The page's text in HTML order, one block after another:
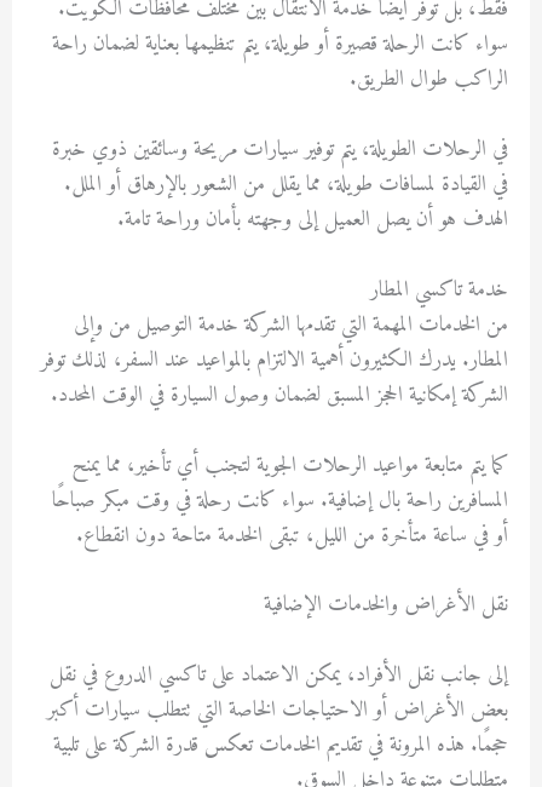
فقط، بل توفر أيضًا خدمة الانتقال بين مختلف محافظات الكويت.
سواء كانت الرحلة قصيرة أو طويلة، يتم تنظيمها بعناية لضمان راحة
الراكب طوال الطريق.
في الرحلات الطويلة، يتم توفير سيارات مريحة وسائقين ذوي خبرة
في القيادة لمسافات طويلة، مما يقلل من الشعور بالإرهاق أو الملل.
الهدف هو أن يصل العميل إلى وجهته بأمان وراحة تامة.
خدمة تاكسي المطار
من الخدمات المهمة التي تقدمها الشركة خدمة التوصيل من وإلى
المطار. يدرك الكثيرون أهمية الالتزام بالمواعيد عند السفر، لذلك توفر
الشركة إمكانية الحجز المسبق لضمان وصول السيارة في الوقت المحدد.
كما يتم متابعة مواعيد الرحلات الجوية لتجنب أي تأخير، مما يمنح
المسافرين راحة بال إضافية. سواء كانت رحلة في وقت مبكر صباحًا
أو في ساعة متأخرة من الليل، تبقى الخدمة متاحة دون انقطاع.
نقل الأغراض والخدمات الإضافية
إلى جانب نقل الأفراد، يمكن الاعتماد على تاكسي الدروع في نقل
بعض الأغراض أو الاحتياجات الخاصة التي تتطلب سيارات أكبر
حجمًا. هذه المرونة في تقديم الخدمات تعكس قدرة الشركة على تلبية